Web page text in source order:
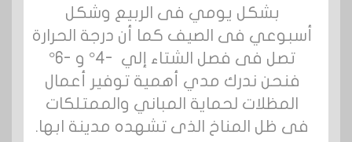
بشكل يومي فى الربيع وشكل
أسبوعي فى الصيف كما أن درجة الحرارة
تصل فى فصل الشتاء إلي -4° و -6°
فنحن ندرك مدي أهمية توفير أعمال
المظلات لحماية المباني والممتلكات
فى ظل المناخ الذى تشهده مدينة ابها.